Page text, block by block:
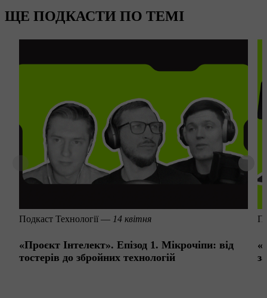
ЩЕ ПОДКАСТИ ПО ТЕМІ
Подкаст Технології — 14 квітня
«Проєкт Інтелект». Епізод 1. Мікрочіпи: від
тостерів до збройних технологій